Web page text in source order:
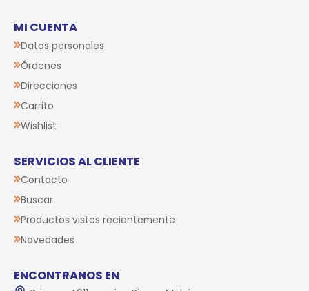
MI CUENTA
Datos personales
Órdenes
Direcciones
Carrito
Wishlist
SERVICIOS AL CLIENTE
Contacto
Buscar
Productos vistos recientemente
Novedades
ENCONTRANOS EN